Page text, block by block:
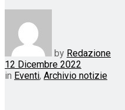
by Redazione
12 Dicembre 2022
in Eventi, Archivio notizie